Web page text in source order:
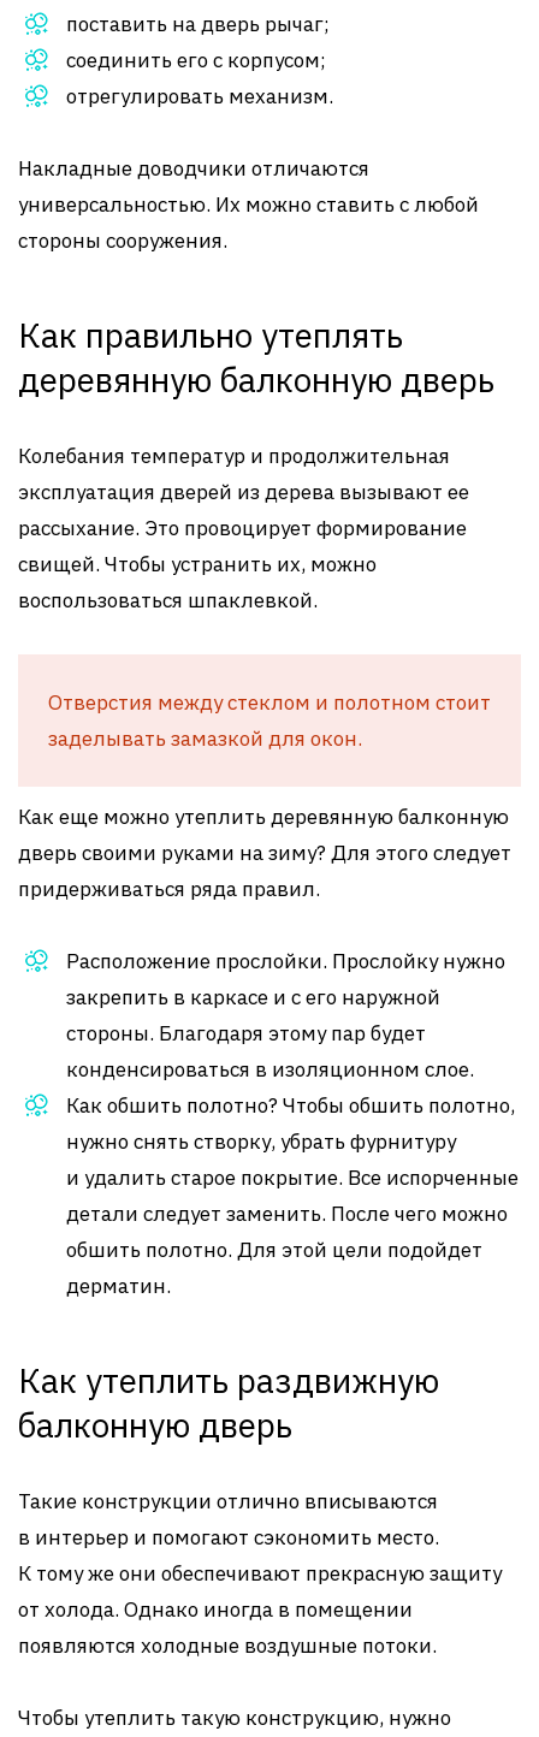
поставить на дверь рычаг;
соединить его с корпусом;
отрегулировать механизм.
Накладные доводчики отличаются
универсальностью. Их можно ставить с любой
стороны сооружения.
Как правильно утеплять
деревянную балконную дверь
Колебания температур и продолжительная
эксплуатация дверей из дерева вызывают ее
рассыхание. Это провоцирует формирование
свищей. Чтобы устранить их, можно
воспользоваться шпаклевкой.
Отверстия между стеклом и полотном стоит
заделывать замазкой для окон.
Как еще можно утеплить деревянную балконную
дверь своими руками на зиму? Для этого следует
придерживаться ряда правил.
Расположение прослойки. Прослойку нужно
закрепить в каркасе и с его наружной
стороны. Благодаря этому пар будет
конденсироваться в изоляционном слое.
Как обшить полотно? Чтобы обшить полотно,
нужно снять створку, убрать фурнитуру
и удалить старое покрытие. Все испорченные
детали следует заменить. После чего можно
обшить полотно. Для этой цели подойдет
дерматин.
Как утеплить раздвижную
балконную дверь
Такие конструкции отлично вписываются
в интерьер и помогают сэкономить место.
К тому же они обеспечивают прекрасную защиту
от холода. Однако иногда в помещении
появляются холодные воздушные потоки.
Чтобы утеплить такую конструкцию, нужно